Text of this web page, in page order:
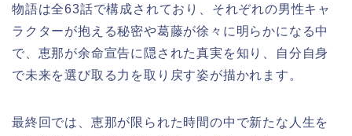
物語は全63話で構成されており、それぞれの男性キャ
ラクターが抱える秘密や葛藤が徐々に明らかになる中
で、恵那が余命宣告に隠された真実を知り、自分自身
で未来を選び取る力を取り戻す姿が描かれます。
最終回では、恵那が限られた時間の中で新たな人生を